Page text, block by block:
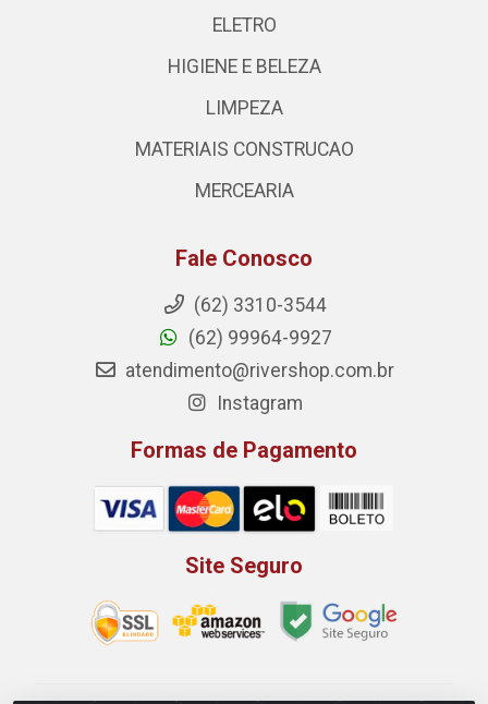
ELETRO
HIGIENE E BELEZA
LIMPEZA
MATERIAIS CONSTRUCAO
MERCEARIA
Fale Conosco
(62) 3310-3544
(62) 99964-9927
atendimento@rivershop.com.br
Instagram
Formas de Pagamento
Site Seguro